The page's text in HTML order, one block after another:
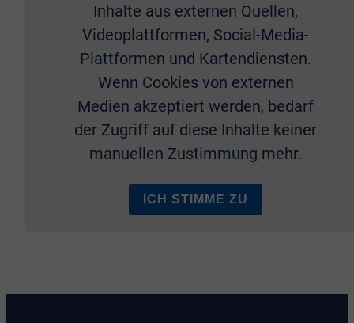
Inhalte aus externen Quellen,
Videoplattformen, Social-Media-
Plattformen und Kartendiensten.
Wenn Cookies von externen
Medien akzeptiert werden, bedarf
der Zugriff auf diese Inhalte keiner
manuellen Zustimmung mehr.
ICH STIMME ZU